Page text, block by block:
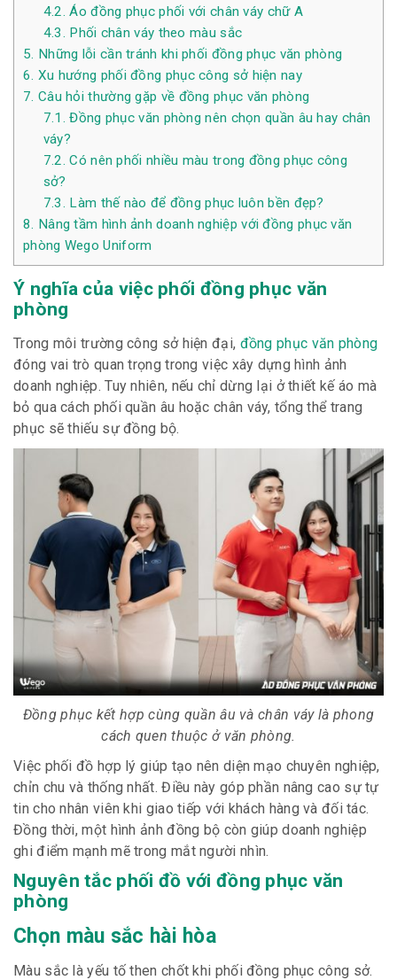
4.2. Áo đồng phục phối với chân váy chữ A
4.3. Phối chân váy theo màu sắc
5. Những lỗi cần tránh khi phối đồng phục văn phòng
6. Xu hướng phối đồng phục công sở hiện nay
7. Câu hỏi thường gặp về đồng phục văn phòng
7.1. Đồng phục văn phòng nên chọn quần âu hay chân
váy?
7.2. Có nên phối nhiều màu trong đồng phục công
sở?
7.3. Làm thế nào để đồng phục luôn bền đẹp?
8. Nâng tầm hình ảnh doanh nghiệp với đồng phục văn
phòng Wego Uniform
Ý nghĩa của việc phối đồng phục văn
phòng
Trong môi trường công sở hiện đại, đồng phục văn phòng
đóng vai trò quan trọng trong việc xây dựng hình ảnh
doanh nghiệp. Tuy nhiên, nếu chỉ dừng lại ở thiết kế áo mà
bỏ qua cách phối quần âu hoặc chân váy, tổng thể trang
phục sẽ thiếu sự đồng bộ.
Đồng phục kết hợp cùng quần âu và chân váy là phong
cách quen thuộc ở văn phòng.
Việc phối đồ hợp lý giúp tạo nên diện mạo chuyên nghiệp,
chỉn chu và thống nhất. Điều này góp phần nâng cao sự tự
tin cho nhân viên khi giao tiếp với khách hàng và đối tác.
Đồng thời, một hình ảnh đồng bộ còn giúp doanh nghiệp
ghi điểm mạnh mẽ trong mắt người nhìn.
Nguyên tắc phối đồ với đồng phục văn
phòng
Chọn màu sắc hài hòa
Màu sắc là yếu tố then chốt khi phối đồng phục công sở.